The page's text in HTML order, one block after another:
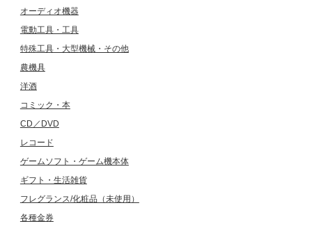
オーディオ機器
電動工具・工具
特殊工具・大型機械・その他
農機具
洋酒
コミック・本
CD／DVD
レコード
ゲームソフト・ゲーム機本体
ギフト・生活雑貨
フレグランス/化粧品（未使用）
各種金券